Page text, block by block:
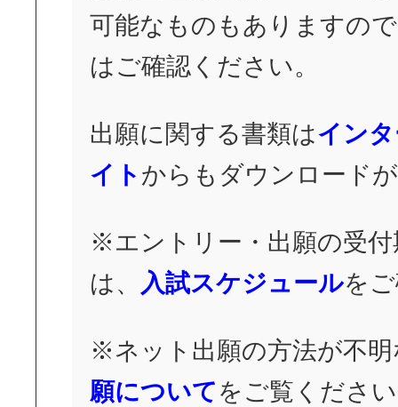
可能なものもありますの
はご確認ください。
出願に関する書類はイン
イト からもダウンロード
※エントリー・出願の受
は、 入試スケジュールを
※ネット出願の方法が不
願についてをご覧くださ